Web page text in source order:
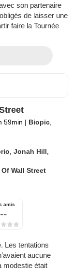
son partenaire
de laisser une
faire la Tournée
59min | Biopic
,Jonah Hill
Wall Street
amis
--
Les tentations
aucune
modestie était